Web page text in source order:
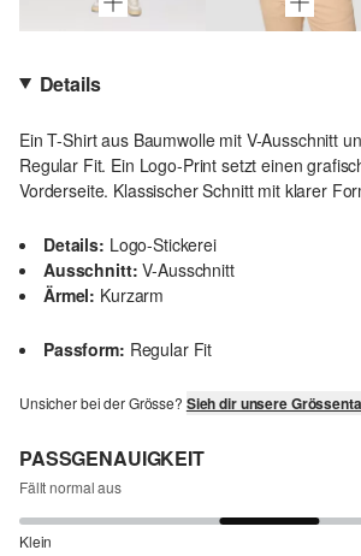
Details
Ein T-Shirt aus Baumwolle mit V-Ausschnitt
Regular Fit. Ein Logo-Print setzt einen
Vorderseite. Klassischer Schnitt mit klarer
Details: Logo-Stickerei
Ausschnitt: V-Ausschnitt
Ärmel: Kurzarm
Passform: Regular Fit
Unsicher bei der Grösse? Sieh dir unsere
PASSGENAUIGKEIT
Fällt normal aus
Klein